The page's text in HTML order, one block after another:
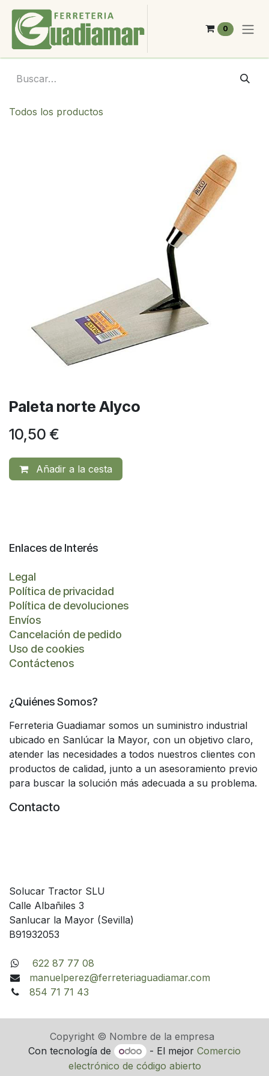
Ir al contenido
0
Todos los productos
Paleta norte Alyco
10,50 €
Añadir a la cesta
Enlaces de Interés
Legal
Política de privacidad
Política de devoluciones
Envíos
Cancelación de pedido
Uso de cookies
Contáctenos
¿Quiénes Somos?
Ferreteria Guadiamar somos un suministro industrial
ubicado en Sanlúcar la Mayor, con un objetivo claro,
atender las necesidades a todos nuestros clientes con
productos de calidad, junto a un asesoramiento previo
para buscar la solución más adecuada a su problema.
Contacto
Solucar Tractor SLU
Calle Albañiles 3
Sanlucar la Mayor (Sevilla)
B91932053
622 87 77 08
manuelperez@ferreteriaguadiamar.com
854 71 71 43
Copyright © Nombre de la empresa
Con tecnología de
- El mejorComercio
electrónico de código abierto